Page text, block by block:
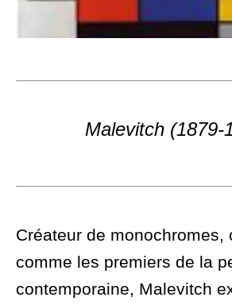
Malevitch (1879-
Créateur de monochromes,
comme les premiers de la
contemporaine, Malevitch